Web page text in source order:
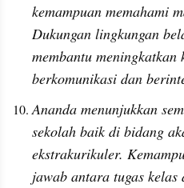
kemampuan memahami
Dukungan lingkungan
membantu
berkomunikasi dan
Ananda menunjukkan
sekolah baik di bidang
ekstrakurikuler.
jawab antara tugas